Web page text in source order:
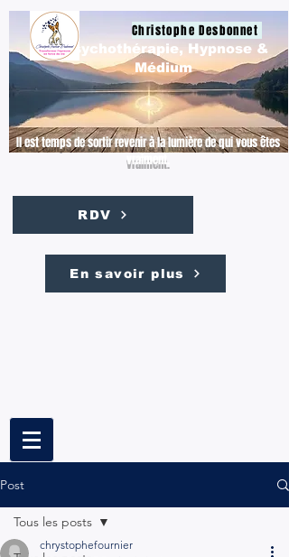
Christophe Desbonnet
Il est temps de sortir revenir à la lumière de qui vous êtes
vraiment.
Psychothérapie, Hypnose &
Médium
RDV
En savoir plus
Post
Tous les posts
chrystophefournier